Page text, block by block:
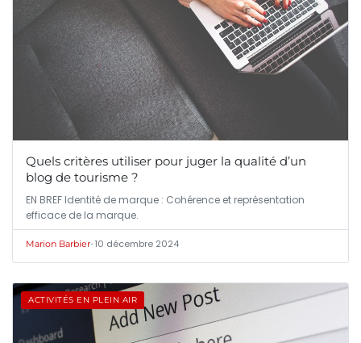
Quels critères utiliser pour juger la qualité d’un
blog de tourisme ?
EN BREF Identité de marque : Cohérence et représentation
efficace de la marque.
Marion Barbier•10 décembre 2024
ACTIVITÉS EN PLEIN AIR